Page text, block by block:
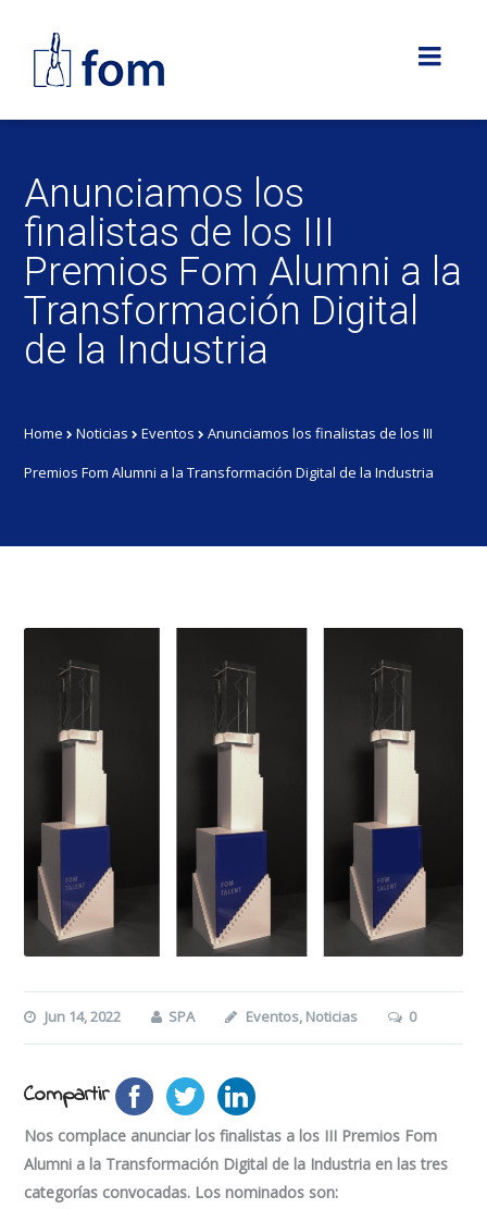
Anunciamos los
finalistas de los III
Premios Fom Alumni a la
Transformación Digital
de la Industria
Home Noticias Eventos
Anunciamos los finalistas de los III
Premios Fom Alumni a la Transformación Digital de la Industria
Jun 14, 2022 SPA Eventos, Noticias 0
Compartir
Nos complace anunciar los finalistas a los III Premios Fom
Alumni a la Transformación Digital de la Industria en las tres
categorías convocadas. Los nominados son: